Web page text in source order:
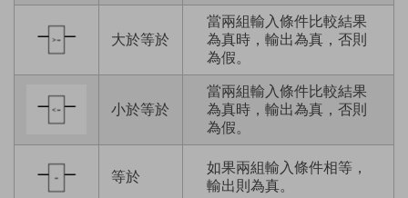
大於等於
當兩組輸入條件比較結果
為真時，輸出為真，否則
為假。
小於等於
當兩組輸入條件比較結果
為真時，輸出為真，否則
為假。
等於
如果兩組輸入條件相等，
輸出則為真。